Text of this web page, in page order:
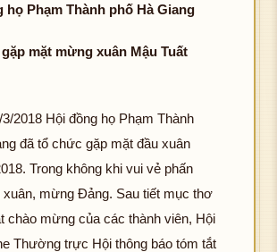
họ Phạm Thành phố Hà Giang
mặt mừng xuân Mậu Tuất
2018 Hội đồng họ Phạm Thành
đã tổ chức gặp mặt đầu xuân
Trong không khi vui vẻ phấn
mừng Đảng. Sau tiết mục thơ
chào mừng của các thành viên, Hội
Thường trực Hội thông báo tóm tắt